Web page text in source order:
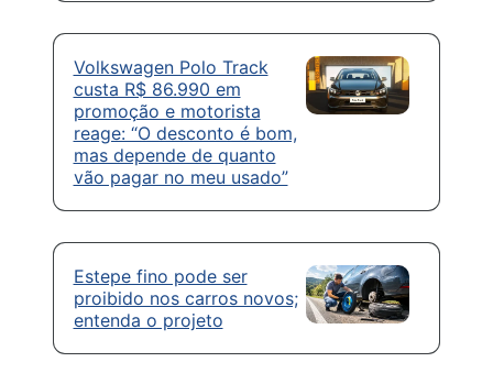
Volkswagen Polo Track
custa R$ 86.990 em
promoção e motorista
reage: “O desconto é bom,
mas depende de quanto
vão pagar no meu usado”
Estepe fino pode ser
proibido nos carros novos;
entenda o projeto